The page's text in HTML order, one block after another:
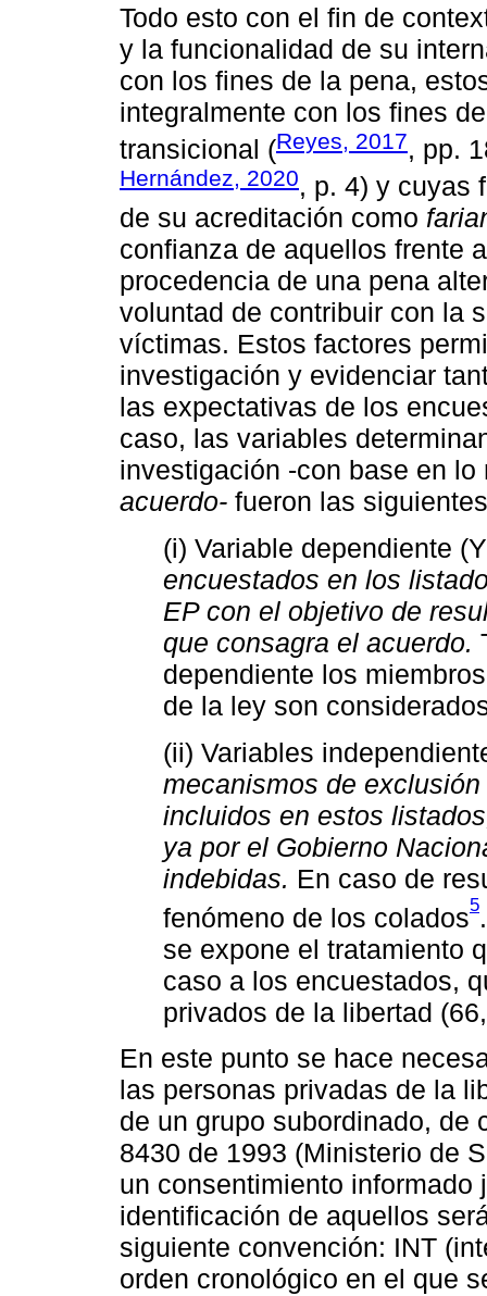
Todo esto con el fin de
y la funcionalidad de su
con los fines de la pena,
integralmente con los fines
transicional (Reyes, 2017, pp.
Hernández, 2020, p. 4) y cuyas
de su acreditación como
confianza de aquellos frente
procedencia de una pena
voluntad de contribuir con la
víctimas. Estos factores
investigación y evidenciar
las expectativas de los
caso, las variables
investigación -con base en
acuerdo- fueron las
(i) Variable dependiente
encuestados en los
EP con el objetivo de
que consagra el acuerdo.
dependiente los
de la ley son
(ii) Variables
mecanismos de
incluidos en estos
ya por el Gobierno
indebidas. En caso de
fenómeno de los colados5
se expone el tratamiento
caso a los encuestados,
privados de la libertad
En este punto se hace
las personas privadas de la
de un grupo subordinado, de
8430 de 1993 (Ministerio de
un consentimiento
identificación de aquellos
siguiente convención: INT
orden cronológico en el que